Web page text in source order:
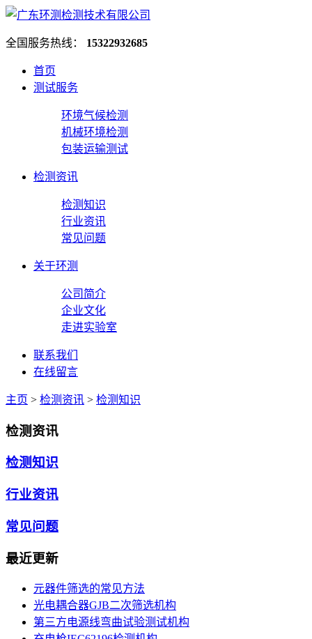
全国服务热线： 15322932685
首页
测试服务
环境气候检测
机械环境检测
包装运输测试
检测资讯
检测知识
行业资讯
常见问题
关于环测
公司简介
企业文化
走进实验室
联系我们
在线留言
主页 > 检测资讯 > 检测知识
检测资讯
检测知识
行业资讯
常见问题
最近更新
元器件筛选的常见方法
光电耦合器GJB二次筛选机构
第三方电源线弯曲试验测试机构